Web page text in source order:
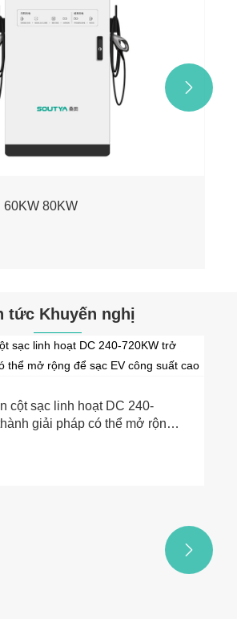
60KW 80KW

tức Khuyến nghị
cột sạc linh hoạt DC 240-
giải pháp có thể mở rộng
